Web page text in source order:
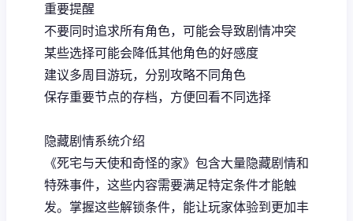
重要提醒
不要同时追求所有角色，可能会导致剧情冲突
某些选择可能会降低其他角色的好感度
建议多周目游玩，分别攻略不同角色
保存重要节点的存档，方便回看不同选择
隐藏剧情系统介绍
《死宅与天使和奇怪的家》包含大量隐藏剧情和
特殊事件，这些内容需要满足特定条件才能触
发。掌握这些解锁条件，能让玩家体验到更加丰